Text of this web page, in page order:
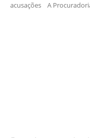
acusações A